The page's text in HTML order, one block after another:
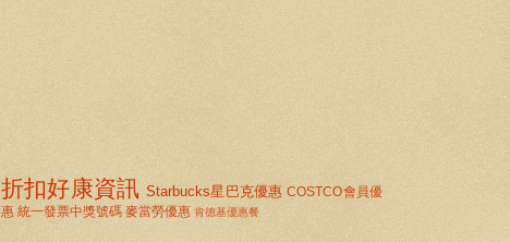
折扣好康資訊 Starbucks星巴克優惠 COSTCO會員優
惠 統一發票中獎號碼 麥當勞優惠 肯德基優惠餐